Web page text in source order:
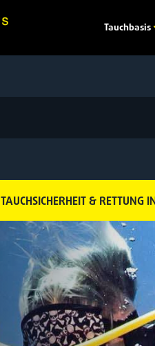
Tauchbasis
TAUCHSICHERHEIT &